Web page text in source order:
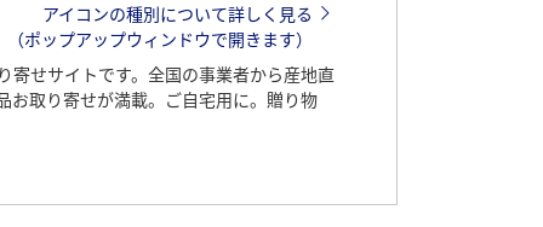
アイコンの種別について詳しく見る
（ポップアップウィンドウで開きます）
寄せサイトです。全国の事業者から産地直
お取り寄せが満載。ご自宅用に。贈り物